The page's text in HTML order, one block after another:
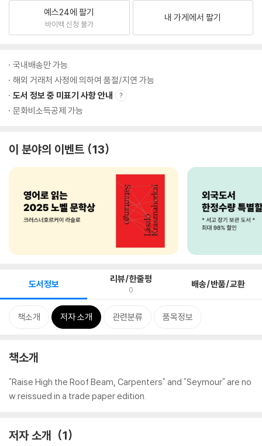
예스24에 팔기
바이백 신청 불가
내 가게에서 팔기
국내배송만 가능
해외 거래처 사정에 의하여 품절/지연 가능
도서 정보 중 미표기 사항 안내
문화비소득공제 가능
이 분야의 이벤트 13
도서정보 리뷰/한줄평
0 배송/반품/교환
책소개 저자 소개 관련분류 품목정보
책소개
"Raise High the Roof Beam, Carpenters" and "Seymour" are no
w reissued in a trade paper edition.
저자 소개 1